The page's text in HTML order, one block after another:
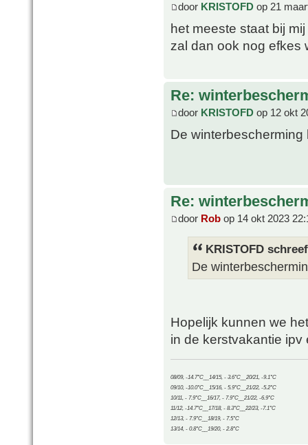
door KRISTOFD op 21
het meeste staat bij
zal dan ook nog efkes
Re:
door KRISTOFD op 12 okt
De winterbescherming
Re:
door Rob op 14 okt 2023
KRISTOFD
De
Hopelijk kunnen we
in de kerstvakantie
08/09, -14.7°C__14/15, - 3.6°C__20/21, -9.1°C
09/10, -10.0°C__15/16, - 5.9°C__21/22, -5.2°C
10/11, - 7.9°C__16/17, - 7.9°C__21/22, -6.9°C
11/12, -14.7°C__17/18, - 8.3°C__22/23, -7.1°C
12/13, - 7.9°C__18/19, - 7.5°C
13/14, - 0.8°C__19/20, - 2.8°C